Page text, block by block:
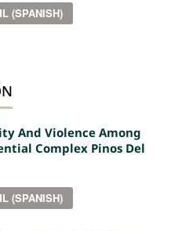
(SPANISH)
And Violence Among
Complex Pinos Del
(SPANISH)